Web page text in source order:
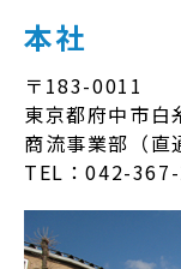
本社
〒183-0011
東京都府中市
商流事業部（直
TEL：042-